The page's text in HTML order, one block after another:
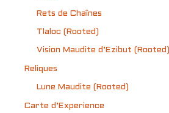
Rets de Chaînes
Tlaloc (Rooted)
Vision Maudite d’Ezibut (Rooted)
Reliques
Lune Maudite (Rooted)
Carte d’Experience